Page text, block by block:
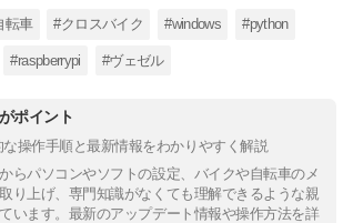
転車 #クロスバイク #windows #python
#raspberrypi #ヴェゼル
ポイント
な操作手順と最新情報をわかりやすく解説
らパソコンやソフトの設定、バイクや自転車のメ
り上げ、専門知識がなくても理解できるような親
います。最新のアップデート情報や操作方法を詳